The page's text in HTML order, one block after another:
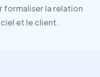
formaliser la relation
et le client.